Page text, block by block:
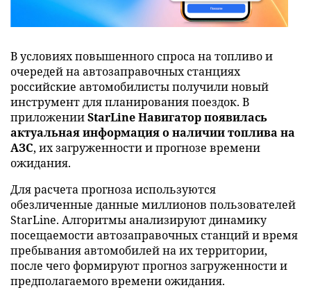
В условиях повышенного спроса на топливо и
очередей на автозаправочных станциях
российские автомобилисты получили новый
инструмент для планирования поездок. В
приложенииStarLine Навигатор появилась
актуальная информация о наличии топлива на
АЗС, их загруженности и прогнозе времени
ожидания.
Для расчета прогноза используются
обезличенные данные миллионов пользователей
StarLine. Алгоритмы анализируют динамику
посещаемости автозаправочных станций и время
пребывания автомобилей на их территории,
после чего формируют прогноз загруженности и
предполагаемого времени ожидания.